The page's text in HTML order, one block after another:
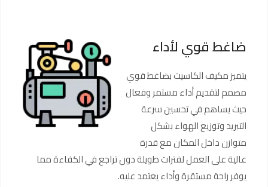
ضاغط قوي لأداء
يتميز مكيف الكاسيت بضاغط قوي
مصمم لتقديم أداء مستمر وفعال
حيث يساهم في تحسين سرعة
التبريد وتوزيع الهواء بشكل
متوازن داخل المكان مع قدرة
عالية على العمل لفترات طويلة دون تراجع في الكفاءة مما
يوفر راحة مستقرة وأداء يعتمد عليه.